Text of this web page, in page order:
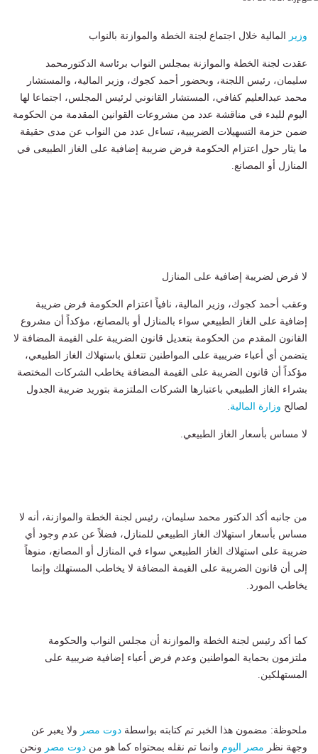
وزير المالية خلال اجتماع لجنة الخطة والموازنة بالنواب
عقدت لجنة الخطة والموازنة بمجلس النواب برئاسة الدكتورمحمد
سليمان، رئيس اللجنة، وبحضور أحمد كجوك، وزير المالية، والمستشار
محمد عبدالعليم كفافي، المستشار القانوني لرئيس المجلس، اجتماعا لها
اليوم للبدء في مناقشة عدد من مشروعات القوانين المقدمة من الحكومة
ضمن حزمة التسهيلات الضريبية، تساءل عدد من النواب عن مدى حقيقة
ما يثار حول اعتزام الحكومة فرض ضريبة إضافية على الغاز الطبيعى في
المنازل أو المصانع.
لا فرض لضريبة إضافية على المنازل
وعقب أحمد كجوك، وزير المالية، نافياً اعتزام الحكومة فرض ضريبة
إضافية على الغاز الطبيعي سواء بالمنازل أو بالمصانع، مؤكداً أن مشروع
القانون المقدم من الحكومة بتعديل قانون الضريبة على القيمة المضافة لا
يتضمن أي أعباء ضريبية على المواطنين تتعلق باستهلاك الغاز الطبيعي،
مؤكداً أن قانون الضريبة على القيمة المضافة يخاطب الشركات المختصة
بشراء الغاز الطبيعي باعتبارها الشركات الملتزمة بتوريد ضريبة الجدول
لصالح وزارة المالية.
لا مساس بأسعار الغاز الطبيعي.
من جانبه أكد الدكتور محمد سليمان، رئيس لجنة الخطة والموازنة، أنه لا
مساس بأسعار استهلاك الغاز الطبيعي للمنازل، فضلاً عن عدم وجود أي
ضريبة على استهلاك الغاز الطبيعي سواء في المنازل أو المصانع، منوهاً
إلى أن قانون الضريبة على القيمة المضافة لا يخاطب المستهلك وإنما
يخاطب المورد.
كما أكد رئيس لجنة الخطة والموازنة أن مجلس النواب والحكومة
ملتزمون بحماية المواطنين وعدم فرض أعباء إضافية ضريبية على
المستهلكين.
ملحوظة: مضمون هذا الخبر تم كتابته بواسطة دوت مصر ولا يعبر عن
وجهة نظر مصر اليوم وانما تم نقله بمحتواه كما هو من دوت مصر ونحن